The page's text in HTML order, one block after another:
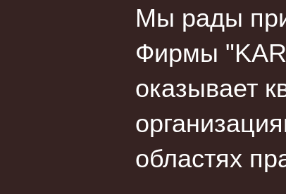
Мы рады
Фирмы
оказывает
областях